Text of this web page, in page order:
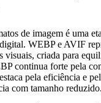
de imagem é uma
WEBP e AVIF
visuais, criada para
continua forte pela
pela eficiência e
com tamanho reduzido.